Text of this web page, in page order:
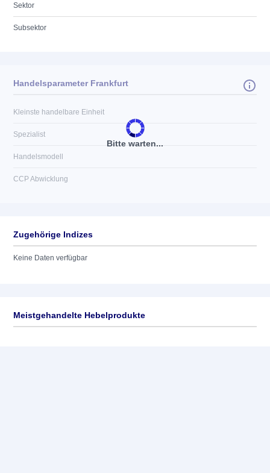
Sektor
Subsektor
Bitte warten...
Handelsparameter Frankfurt
Kleinste handelbare Einheit
Spezialist
Handelsmodell
CCP Abwicklung
Zugehörige Indizes
Keine Daten verfügbar
Meistgehandelte Hebelprodukte